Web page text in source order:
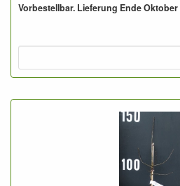
Nur geeignet für sehr gute Böden
Foto: Spindel 2-Jährig, nicht
Vorbestellbar. Lieferung Ende